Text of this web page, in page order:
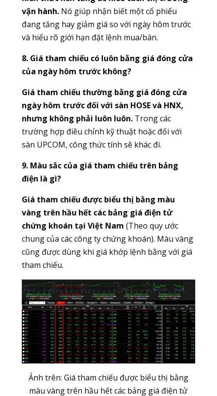
vận hành.Nó giúp nhận biết một cổ phiếu
đang tăng hay giảm giá so với ngày hôm trước
và hiểu rõ giới hạn đặt lệnh mua/bán.
8. Giá tham chiếu có luôn bằng giá đóng cửa
của ngày hôm trước không?
Giá tham chiếu thường bằng giá đóng cửa
ngày hôm trước đối với sàn HOSE và HNX,
nhưng không phải luôn luôn.Trong các
trường hợp điều chỉnh kỹ thuật hoặc đối với
sàn UPCOM, công thức tính sẽ khác đi.
9. Màu sắc của giá tham chiếu trên bảng
điện là gì?
Giá tham chiếu được biểu thị bằng màu
vàng trên hầu hết các bảng giá điện tử
chứng khoán tại Việt Nam (Theo quy ước
chung của các công ty chứng khoán). Màu vàng
cũng được dùng khi giá khớp lệnh bằng với giá
tham chiếu.
Ảnh trên: Giá tham chiếu được biểu thị bằng
màu vàng trên hầu hết các bảng giá điện tử